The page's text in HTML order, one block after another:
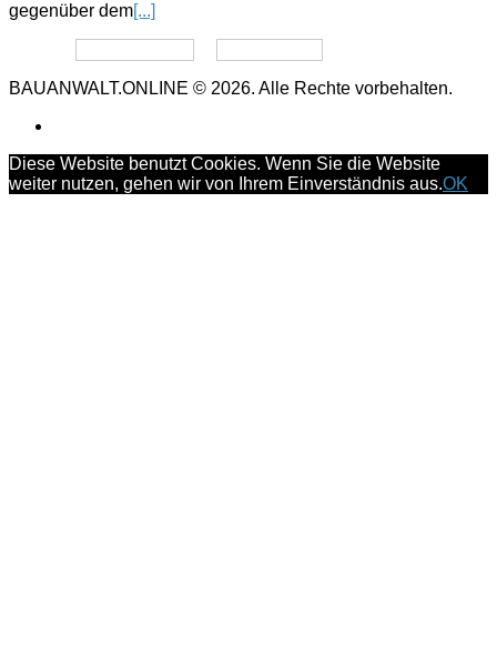
gegenüber dem[...]
BAUANWALT.ONLINE © 2026. Alle Rechte vorbehalten.
Diese Website benutzt Cookies. Wenn Sie die Website
weiter nutzen, gehen wir von Ihrem Einverständnis aus.OK